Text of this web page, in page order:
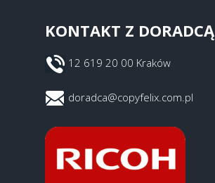
KONTAKT Z DORADCĄ
12 619 20 00 Kraków
doradca@copyfelix.com.pl